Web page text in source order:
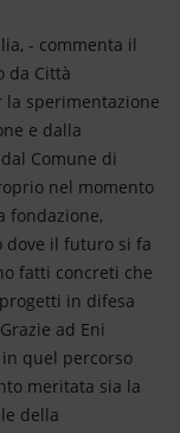
- commenta il
da Città
la sperimentazione
e dalla
Comune di
nel momento
fondazione,
dove il futuro si fa
fatti concreti che
in difesa
ad Eni
quel percorso
meritata sia la
della